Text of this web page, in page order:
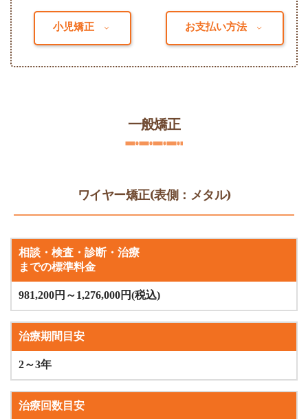
小児矯正 お支払い方法
一般矯正
ワイヤー矯正(表側：メタル)
相談・検査・診断・治療
までの標準料金
981,200円～1,276,000円(税込)
治療期間目安
2～3年
治療回数目安